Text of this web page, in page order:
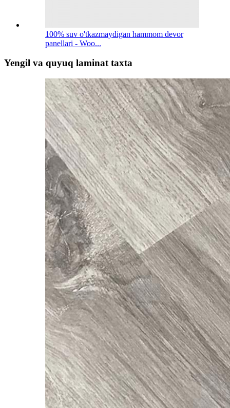
100% suv o'tkazmaydigan hammom devor
panellari - Woo...
Yengil va quyuq laminat taxta